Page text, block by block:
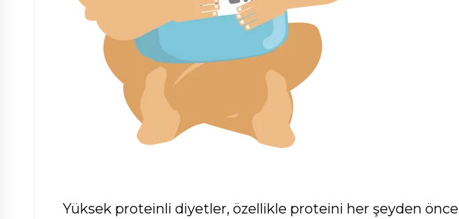
Yüksek proteinli diyetler, özellikle proteini her şeyden